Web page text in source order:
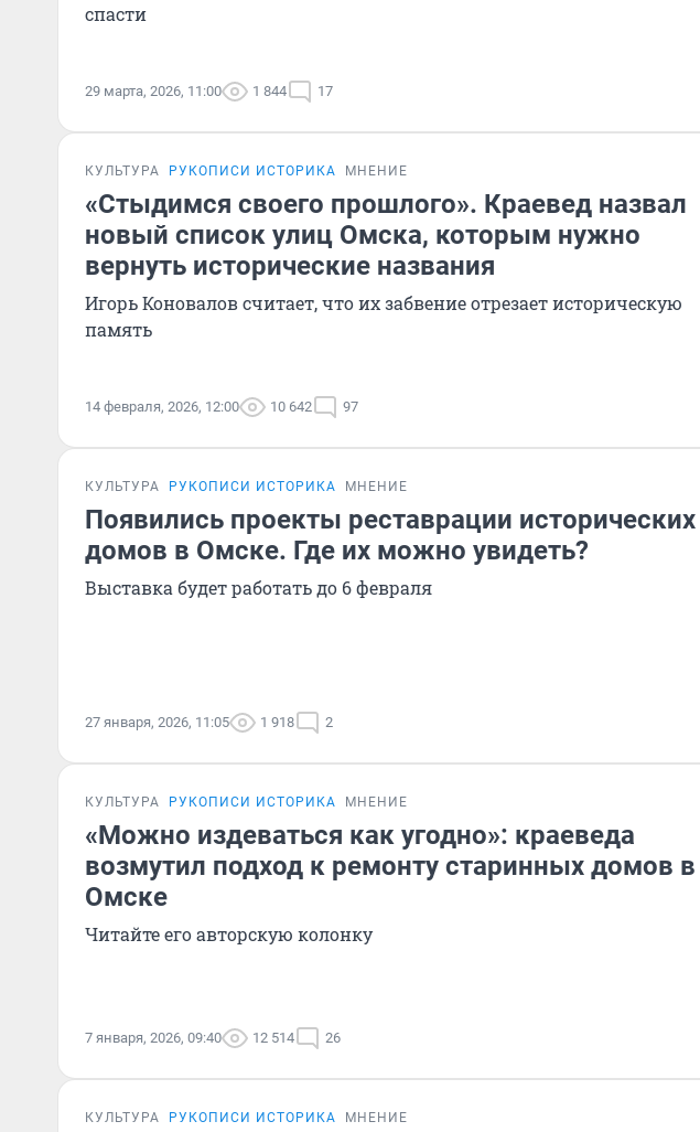
спасти
29 марта, 2026, 11:00 1 844 17
КУЛЬТУРА РУКОПИСИ ИСТОРИКА МНЕНИЕ
«Стыдимся своего прошлого». Краевед назвал
новый список улиц Омска, которым нужно
вернуть исторические названия
Игорь Коновалов считает, что их забвение отрезает историческую
память
14 февраля, 2026, 12:00 10 642 97
КУЛЬТУРА РУКОПИСИ ИСТОРИКА МНЕНИЕ
Появились проекты реставрации исторических
домов в Омске. Где их можно увидеть?
Выставка будет работать до 6 февраля
27 января, 2026, 11:05 1 918 2
КУЛЬТУРА РУКОПИСИ ИСТОРИКА МНЕНИЕ
«Можно издеваться как угодно»: краеведа
возмутил подход к ремонту старинных домов в
Омске
Читайте его авторскую колонку
7 января, 2026, 09:40 12 514 26
КУЛЬТУРА РУКОПИСИ ИСТОРИКА МНЕНИЕ